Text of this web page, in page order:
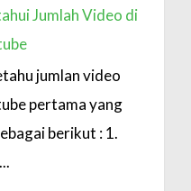
Jumlah Video di
jumlan video
pertama yang
berikut : 1.